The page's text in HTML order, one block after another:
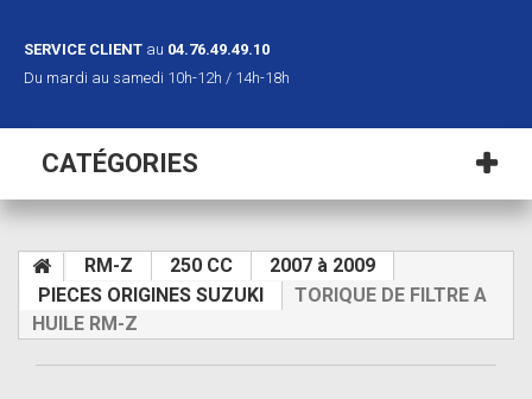
SERVICE CLIENT au 04.76.49.49.10
Du mardi au samedi 10h-12h / 14h-18h
CATÉGORIES
RM-Z 250 CC
2007 à 2009
PIECES ORIGINES SUZUKI
TORIQUE DE FILTRE A
HUILE RM-Z